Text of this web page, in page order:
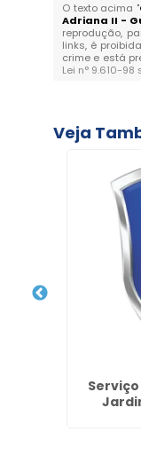
O texto acima "
Adriana II -
reprodução,
links, é
crime e está
Lei n° 9.610-
Veja